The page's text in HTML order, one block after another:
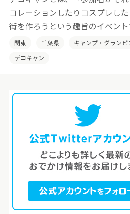
コレーションしたりコスプレし
街を作ろうという趣旨のイベント
の土地の特性を活かした「デコ
たいと考えております。
関東 千葉県 キャンプ・グランピ
デコキャン